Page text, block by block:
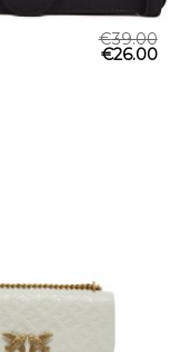
€39.00
€26.00